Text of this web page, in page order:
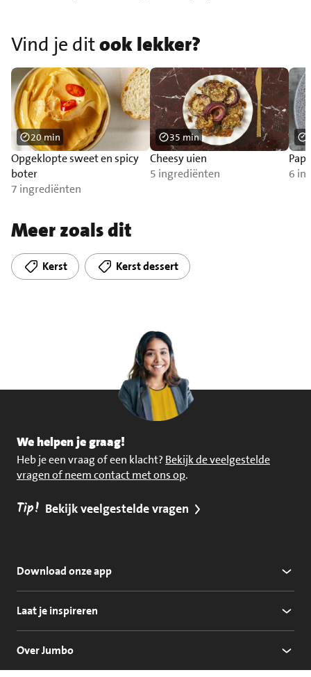
Vind je ditook lekker?
Opgeklopte sweet en spicy
boter
7 ingrediënten
20 min
Cheesy uien
5 ingrediënten
35 min
6
Meer zoals dit
Kerst Kerst dessert
We helpen je graag!
Heb je een vraag of een klacht? Bekijk de veelgestelde
vragen of neem contact met ons op.
Tip! Bekijk veelgestelde vragen
Download onze app
Laat je inspireren
Over Jumbo